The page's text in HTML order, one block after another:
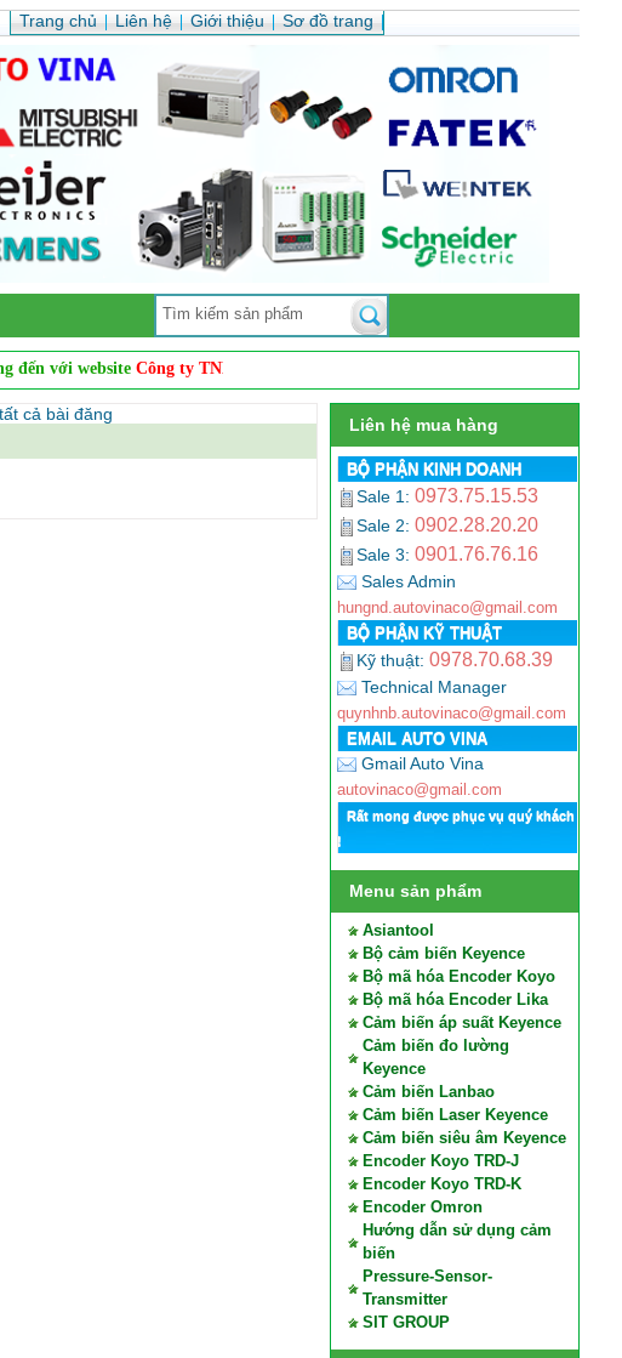
Trang chủ Liên hệ Giới thiệu Sơ đồ trang
với websiteCông ty TNHH Cơ Điện Auto Vina
Liên hệ mua hàng
BỘ PHẬN KINH DOANH
Sale 1:0973.75.15.53
Sale 2:0902.28.20.20
Sale 3:0901.76.76.16
Sales Admin
hungnd.autovinaco@gmail.com
BỘ PHẬN KỸ THUẬT
Kỹ thuật:0978.70.68.39
Technical Manager
quynhnb.autovinaco@gmail.com
EMAIL AUTO VINA
Gmail Auto Vina
autovinaco@gmail.com
Rất mong được phục vụ quý khách
!
Menu sản phẩm
Asiantool
Bộ cảm biến Keyence
Bộ mã hóa Encoder Koyo
Bộ mã hóa Encoder Lika
Cảm biến áp suất Keyence
Cảm biến đo lường
Keyence
Cảm biến Lanbao
Cảm biến Laser Keyence
Cảm biến siêu âm Keyence
Encoder Koyo TRD-J
Encoder Koyo TRD-K
Encoder Omron
Hướng dẫn sử dụng cảm
biến
Pressure-Sensor-
Transmitter
SIT GROUP
cả bài đăng